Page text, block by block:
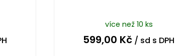
více než 10 ks
599,00 Kč / sd s DPH